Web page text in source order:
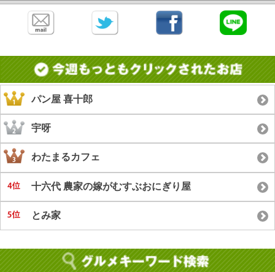
パン屋 喜十郎
宇呀
わたまるカフェ
十六代 農家の嫁がむすぶおにぎり屋
とみ家